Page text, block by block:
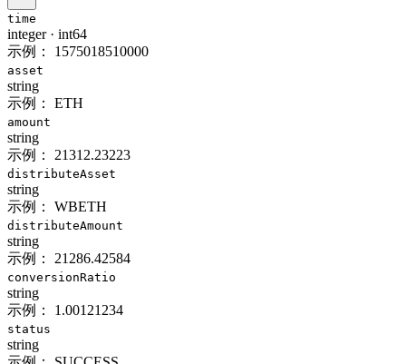
time
integer· int64
示例：
1575018510000
asset
string
示例：
ETH
amount
string
示例：
21312.23223
distributeAsset
string
示例：
WBETH
distributeAmount
string
示例：
21286.42584
conversionRatio
string
示例：
1.00121234
status
string